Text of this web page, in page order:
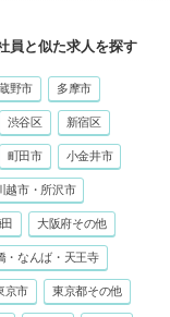
員 と似た求人を探す
野市 多摩市
渋谷区 新宿区
町田市 小金井市
越市・所沢市
大阪府その他
・なんば・天王寺
京市 東京都その他